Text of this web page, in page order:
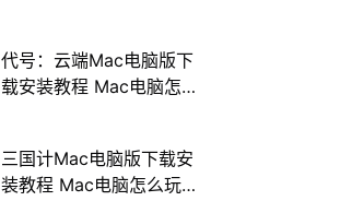
代号：云端Mac电脑版下
载安装教程 Mac电脑怎
三国计Mac电脑版下载安
装教程 Mac电脑怎么玩